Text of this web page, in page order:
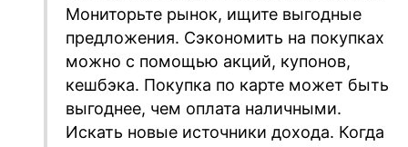
Мониторьте рынок, ищите выгодные
предложения. Сэкономить на покупках
можно с помощью акций, купонов,
кешбэка. Покупка по карте может быть
выгоднее, чем оплата наличными.
Искать новые источники дохода. Когда